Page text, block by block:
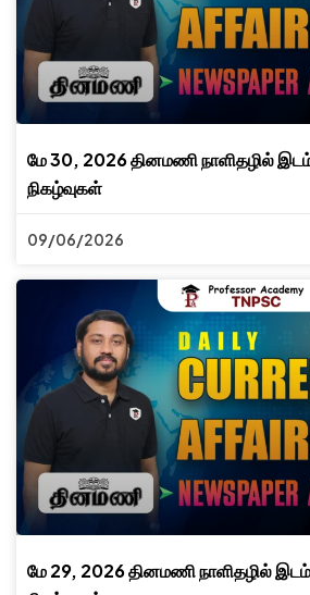
மே 30, 2026 தினமணி நாளிதழில்
நிகழ்வுகள்
09/06/2026
மே 29, 2026 தினமணி நாளிதழில்